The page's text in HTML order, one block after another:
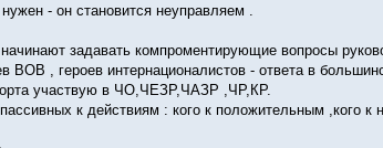
- он становится неуправляем .
начинают задавать компроментирующие вопросы
ВОВ , героев интернационалистов - ответа в
участвую в ЧО,ЧЕЗР,ЧАЗР ,ЧР,КР.
к действиям : кого к положительным ,кого к